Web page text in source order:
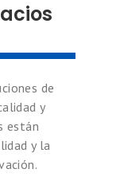
de
y
están
y la